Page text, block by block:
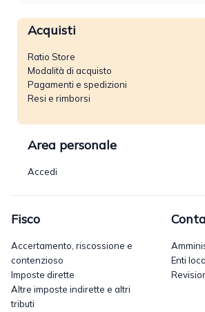
Acquisti
Ratio Store
Modalità di acquisto
Pagamenti e spedizioni
Resi e rimborsi
Area personale
Accedi
Fisco
Accertamento, riscossione e
contenzioso
Imposte dirette
Altre imposte indirette e altri
tributi
Enti